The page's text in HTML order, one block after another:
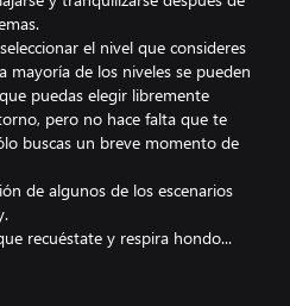
el nivel que consideres
mayoría de los niveles se pueden
puedas elegir libremente
pero no hace falta que te
buscas un breve momento de
de algunos de los escenarios
recuéstate y respira hondo...